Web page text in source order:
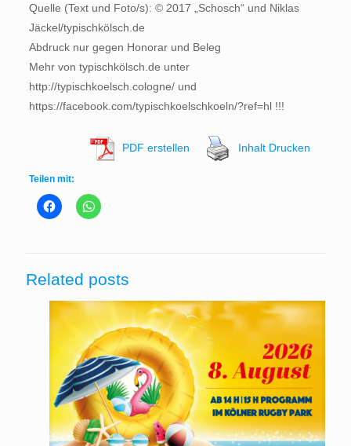
Quelle (Text und Foto/s): © 2017 „Schosch“ und Niklas
Jäckel/typischkölsch.de
Abdruck nur gegen Honorar und Beleg
Mehr von typischkölsch.de unter
http://typischkoelsch.cologne/ und
https://facebook.com/typischkoelschkoeln/?ref=hl !!!
PDF erstellen Inhalt Drucken
Teilen mit:
Related posts